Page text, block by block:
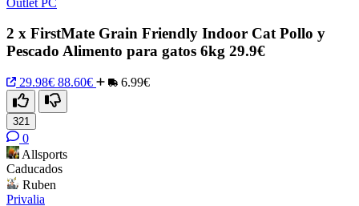
2 x FirstMate Grain Friendly Indoor Cat Pollo y
Pescado Alimento para gatos 6kg 29.9€
29.98€ 88.60€ 6.99€
321
0
Allsports
Caducados
Ruben
Privalia